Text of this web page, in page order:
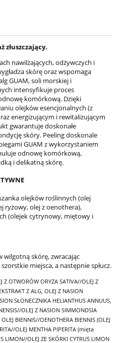
złuszczający.
nawilżających, odżywczych i
skórę oraz wspomaga
GUAM, soli morskiej i
intensyfikuje proces
komórkową. Dzięki
olejków esencjonalnych (z
energizującym i rewitalizującym
gwarantuje doskonałe
skóry. Peeling doskonale
GUAM z wykorzystaniem
odnowę komórkową,
i delikatną skórę.
olejków roślinnych (olej
ryżowy, olej z oenothera),
(olejek cytrynowy, miętowy i
wilgotną skórę, zwracając
miejsca, a następnie spłucz.
Z OTWORÓW ORYZA SATIVA//OLEJ Z
Z ALG, OLEJ Z NASION
SŁONECZNIKA HELIANTHUS ANNUUS,
OLEJ Z NASION SIMMONDSIA
BIENNIS//OENOTHERA BIENNIS (OLEJ
OLEJ MENTHA PIPERITA (mięta
LIMON//OLEJ ZE SKÓRKI CYTRUS LIMON